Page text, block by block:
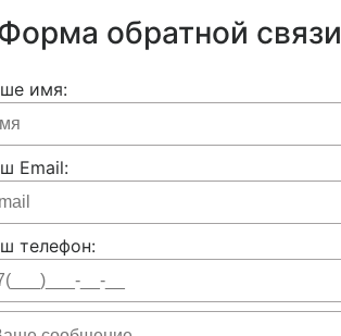
обратной связи
имя:
Email:
телефон: